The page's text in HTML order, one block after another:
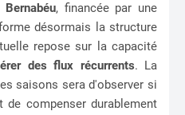
, financée par une
désormais la structure
repose sur la capacité
des flux récurrents. La
saisons sera d'observer si
de compenser durablement